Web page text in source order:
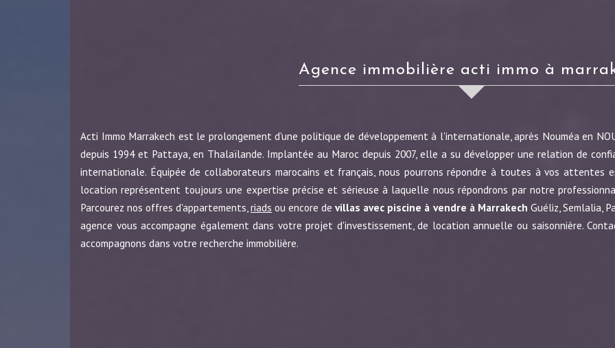
agence immobilière acti immo à
Acti Immo Marrakech est le prolongement d'une politique de développement à l'internationale, après Nouméa en
depuis 1994 et Pattaya, en Thalaïlande. Implantée au Maroc depuis 2007, elle a su développer une relation de
internationale. Équipée de collaborateurs marocains et français, nous pourrons répondre à toutes à vos attentes
location représentent toujours une expertise précise et sérieuse à laquelle nous répondrons par notre
Parcourez nos offres d'appartements,riads ou encore devillas avec piscine à vendre à Marrakech Guéliz, Semlalia,
agence vous accompagne également dans votre projet d'investissement, de location annuelle ou saisonnière.
accompagnons dans votre recherche immobilière.